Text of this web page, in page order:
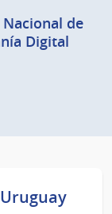
de
Digital